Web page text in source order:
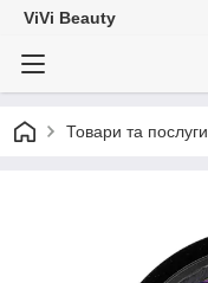
ViVi Beauty
Товари та послуги